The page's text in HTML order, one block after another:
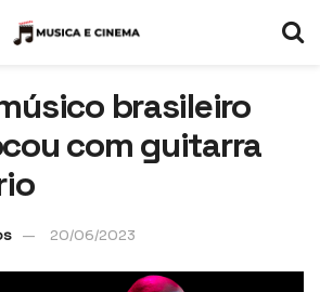
brasileiro
com guitarra
20/06/2023